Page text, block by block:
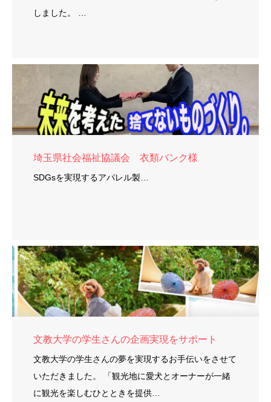
しました。 …
埼玉県社会福祉協議会 衣類バンク様
SDGsを実現するアパレル製…
文教大学の学生さんの企画実現をサポート
文教大学の学生さんの夢を実現するお手伝いをさせて
いただきました。 「観光地に愛犬とオーナーが一緒
に観光を楽しむひとときを提供…